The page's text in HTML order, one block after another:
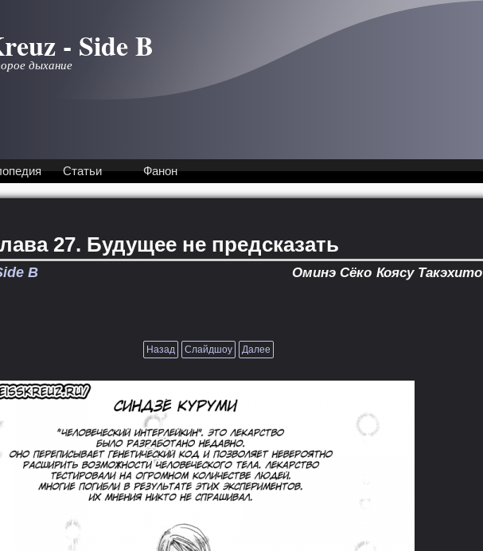
- Side B
дыхание
Статьи Фанон
27. Будущее не предсказать
B Коясу Такэхито
Оминэ Сёко
Назад Слайдшоу Далее